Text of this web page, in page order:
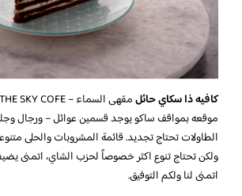
كافيه ذا سكاي حائل
موقعه بمواقف ساكو يوجد قسمين عوائل – ورجال
الطاولات تحتاج تجديد. قائمة المشروبات والحلى
ولكن تحتاج تنوع اكثر خصوصاً لحزب الشاي، اتمنى
اتمنى لنا ولكم التوفيق.